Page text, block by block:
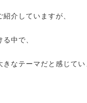
介していますが、
中で、
きなテーマだと感じて